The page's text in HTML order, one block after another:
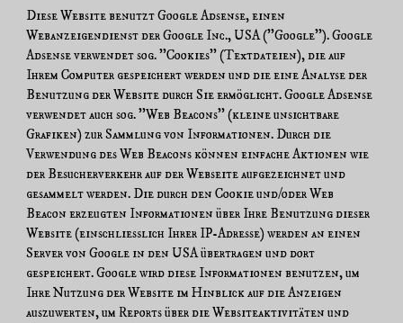
Diese Website benutzt Google Adsense, einen
Webanzeigendienst der Google Inc., USA (''Google''). Google
Adsense verwendet sog. ''Cookies'' (Textdateien), die auf
Ihrem Computer gespeichert werden und die eine Analyse der
Benutzung der Website durch Sie ermöglicht. Google Adsense
verwendet auch sog. ''Web Beacons'' (kleine unsichtbare
Grafiken) zur Sammlung von Informationen. Durch die
Verwendung des Web Beacons können einfache Aktionen wie
der Besucherverkehr auf der Webseite aufgezeichnet und
gesammelt werden. Die durch den Cookie und/oder Web
Beacon erzeugten Informationen über Ihre Benutzung dieser
Website (einschließlich Ihrer IP-Adresse) werden an einen
Server von Google in den USA übertragen und dort
gespeichert. Google wird diese Informationen benutzen, um
Ihre Nutzung der Website im Hinblick auf die Anzeigen
auszuwerten, um Reports über die Websiteaktivitäten und